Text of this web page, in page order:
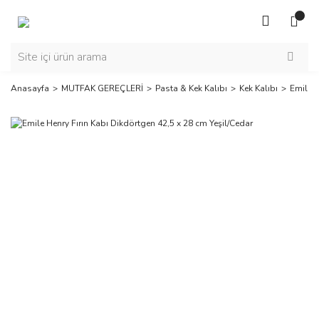
Anasayfa MUTFAK GEREÇLERİ Pasta & Kek Kalıbı Kek Kalıbı Emile